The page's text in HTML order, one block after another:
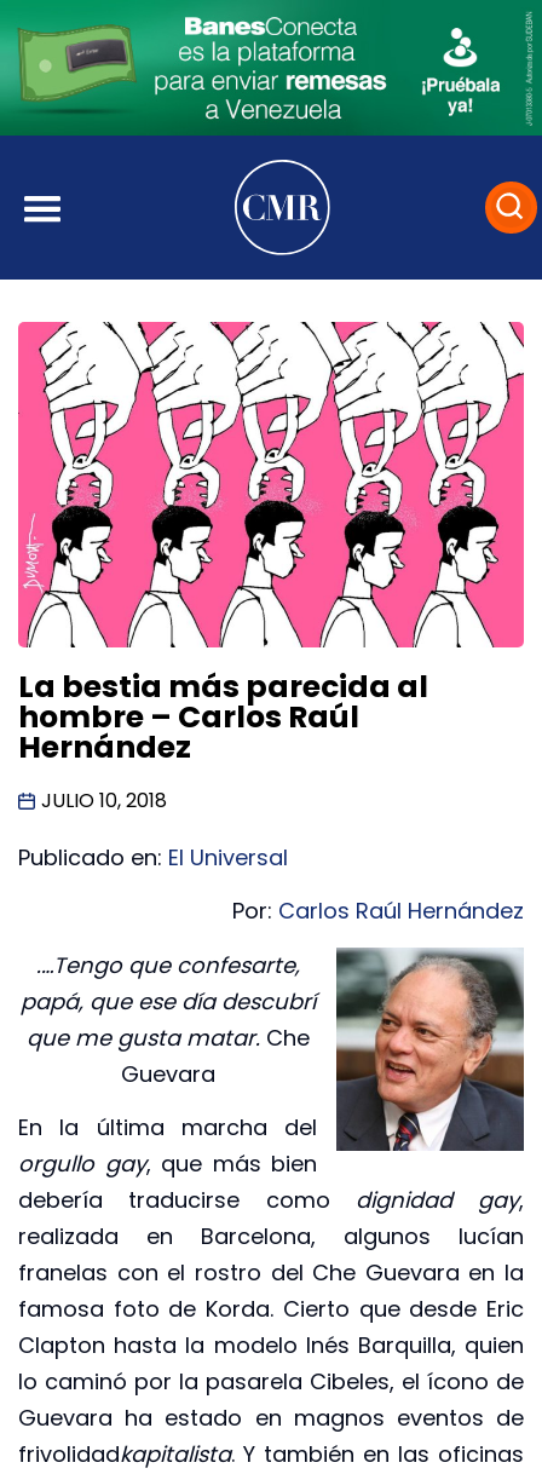
La bestia más parecida al
hombre – Carlos Raúl
Hernández
JULIO 10, 2018
Publicado en: El Universal
Por: Carlos Raúl Hernández
.…Tengo que confesarte,
papá, que ese día descubrí
que me gusta matar. Che
Guevara
En la última marcha del
orgullo gay, que más bien
debería traducirse como dignidad gay,
realizada en Barcelona, algunos lucían
franelas con el rostro del Che Guevara en la
famosa foto de Korda. Cierto que desde Eric
Clapton hasta la modelo Inés Barquilla, quien
lo caminó por la pasarela Cibeles, el ícono de
Guevara ha estado en magnos eventos de
frivolidadkapitalista. Y también en las oficinas